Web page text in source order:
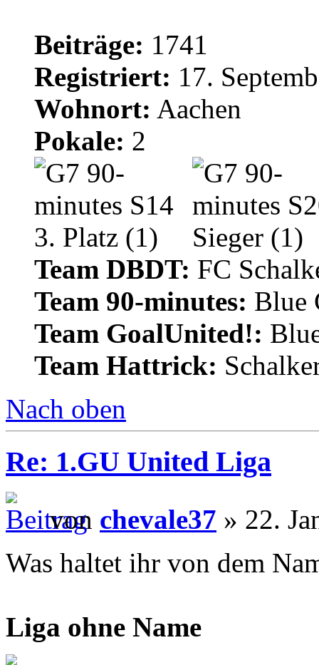
Beiträge: 1741
Registriert: 17.
Wohnort: Aachen
Pokale: 2
Team DBDT: FC
Team 90-minutes: Blue
Team GoalUnited!:
Team Hattrick:
Nach oben
Re: 1.GU United Liga
von chevale37 » 22.
Was haltet ihr von dem
Liga ohne Name